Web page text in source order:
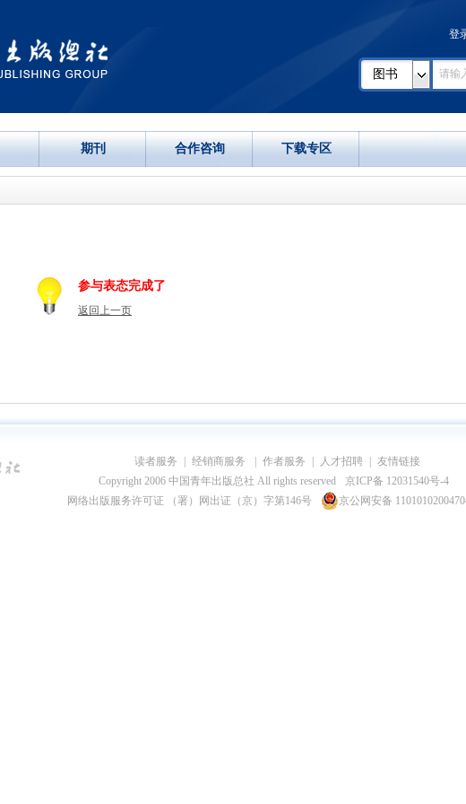
登
图书
期刊 合作咨询 下载专区
参与表态完成了
返回上一页
读者服务 经销商服务 作者服务 人才招聘
友情链接
Copyright 2006 中国青年出版总社 All rights reserved
京ICP备 12031540号-4
网络出版服务许可证 （署）网出证（京）字第146号
京公网安备